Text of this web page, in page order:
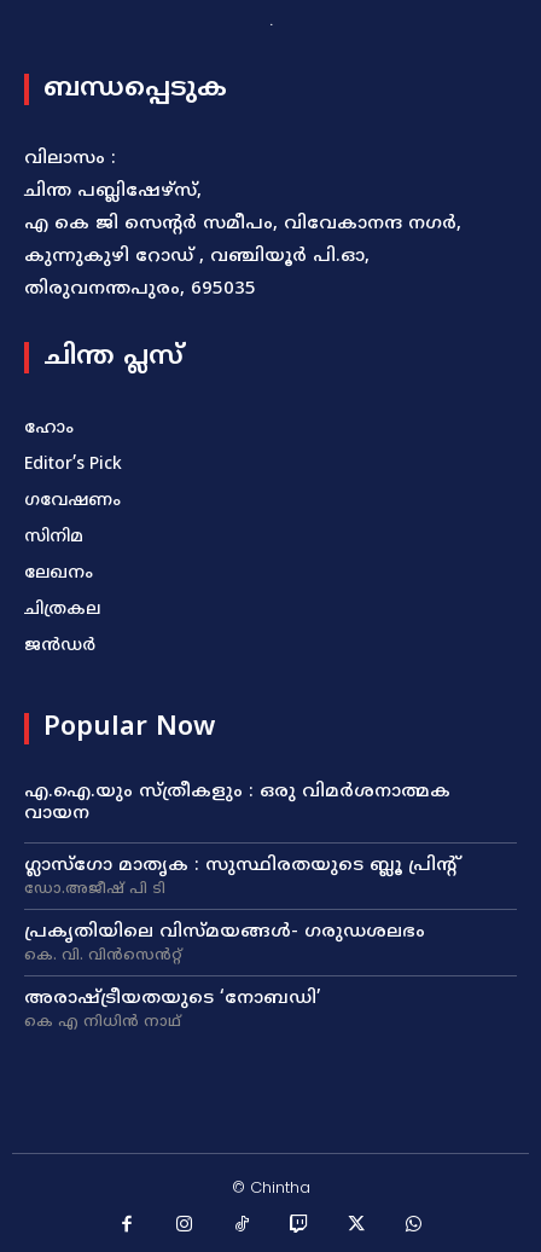
.
ബന്ധപ്പെടുക
വിലാസം :
ചിന്ത പബ്ലിഷേഴ്സ്,
എ കെ ജി സെന്റർ സമീപം, വിവേകാനന്ദ നഗർ,
കുന്നുകുഴി റോഡ് , വഞ്ചിയൂർ പി.ഓ,
തിരുവനന്തപുരം, 695035
ചിന്ത പ്ലസ്
ഹോം
Editor’s Pick
ഗവേഷണം
സിനിമ
ലേഖനം
ചിത്രകല
ജൻഡർ
Popular Now
എ.ഐ.യും സ്ത്രീകളും : ഒരു വിമർശനാത്മക
വായന
ഗ്ലാസ്ഗോ മാതൃക : സുസ്ഥിരതയുടെ ബ്ലൂ പ്രിന്റ്
ഡോ.അജീഷ് പി ടി
പ്രകൃതിയിലെ വിസ്മയങ്ങൾ- ഗരുഡശലഭം
കെ. വി. വിൻസെൻറ്റ്
അരാഷ്‌ട്രീയതയുടെ ‘നോബഡി’
കെ എ നിധിൻ നാഥ്‌
© Chintha